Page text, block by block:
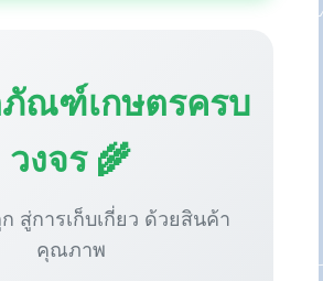
ณฑ์เกษตรครบ
วงจร 🌾
สู่การเก็บเกี่ยว ด้วยสินค้า
คุณภาพ